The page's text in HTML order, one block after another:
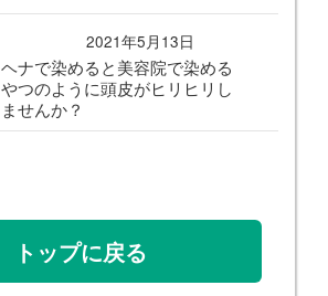
2021年5月13日
ヘナで染めると美容院で染める
やつのように頭皮がヒリヒリし
ませんか？
トップに戻る